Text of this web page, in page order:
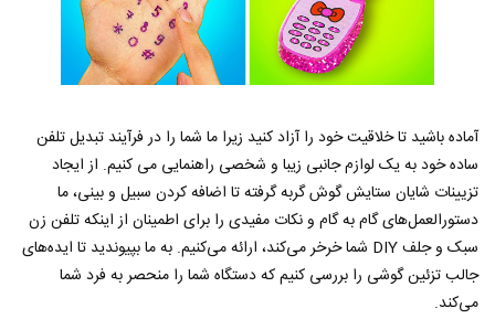
آماده باشید تا خلاقیت خود را آزاد کنید زیرا ما شما را در فرآیند تبدیل تلفن
ساده خود به یک لوازم جانبی زیبا و شخصی راهنمایی می کنیم. از ایجاد
تزیینات شایان ستایش گوش گربه گرفته تا اضافه کردن سبیل و بینی، ما
دستورالعمل‌های گام به گام و نکات مفیدی را برای اطمینان از اینکه تلفن زن
سبک و جلف DIY شما خرخر می‌کند، ارائه می‌کنیم. به ما بپیوندید تا ایده‌های
جالب تزئین گوشی را بررسی کنیم که دستگاه شما را منحصر به فرد شما
می‌کند.